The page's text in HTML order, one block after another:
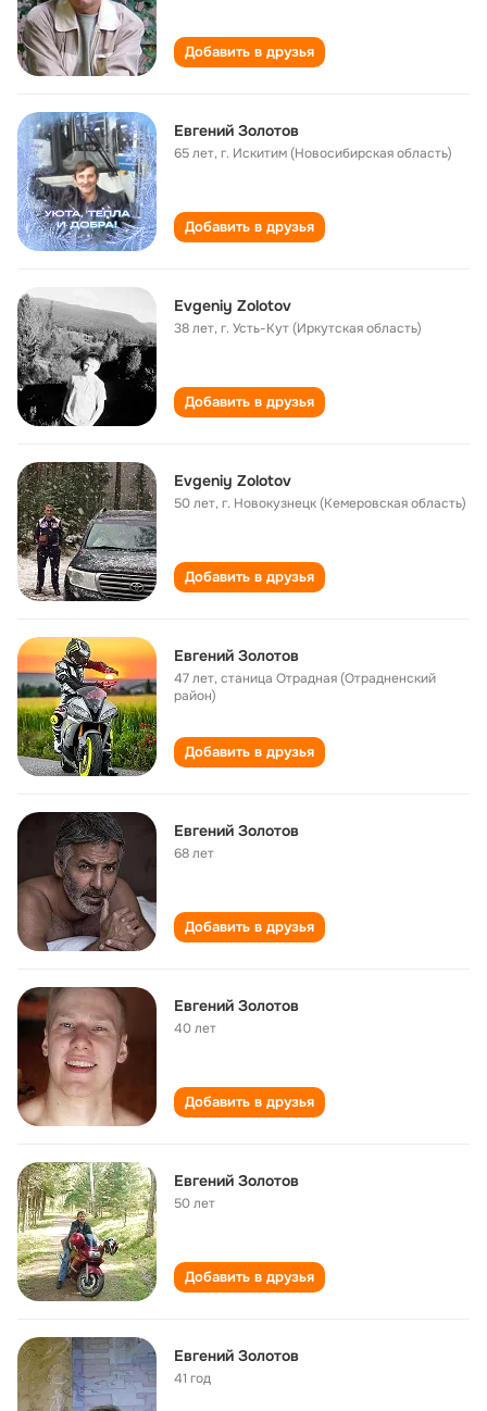
Добавить в друзья
Евгений Золотов
65 лет,г. Искитим (Новосибирская область)
Добавить в друзья
Evgeniy Zolotov
38 лет,г. Усть-Кут (Иркутская область)
Добавить в друзья
Evgeniy Zolotov
50 лет,г. Новокузнецк (Кемеровская область)
Добавить в друзья
Евгений Золотов
47 лет,станица Отрадная (Отрадненский
район)
Добавить в друзья
Евгений Золотов
68 лет
Добавить в друзья
Евгений Золотов
40 лет
Добавить в друзья
Евгений Золотов
50 лет
Добавить в друзья
Евгений Золотов
41 год